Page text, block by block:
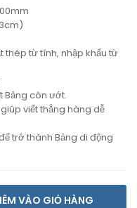
thép từ tính, nhập khẩu từ
Bảng còn ướt.
viết thẳng hàng dễ
trở thành Bảng di động
VÀO GIỎ HÀNG